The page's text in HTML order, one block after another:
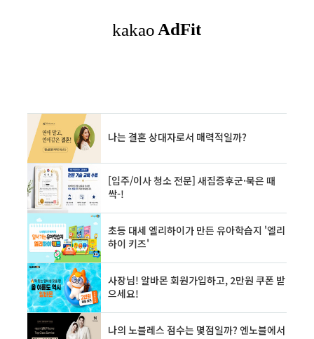
: 월~목 10:30 ~ 20:00 / 금~일 10:30 ~ 20:30장
소 : 서울 영등포구 여의대로 108, 더현대 서울 5